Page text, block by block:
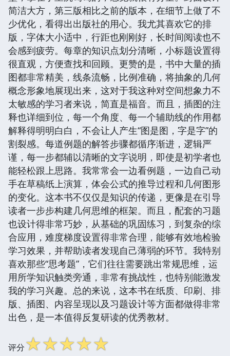
简洁大方，第三版相比之前的版本，在细节上做了不
少优化，看得出出版社的用心。我尤其喜欢它的排
版，字体大小适中，行距也刚刚好，长时间阅读也不
会感到疲劳。每章的知识点划分清晰，小标题设置得
很直观，方便查找和回顾。更赞的是，书中大量的插
图都非常精美，线条流畅，比例准确，将抽象的几何
概念形象地展现出来，这对于我这种对空间想象力不
太敏感的学习者来说，简直是福音。而且，插图的注
释也详细到位，每一个角度、每一个辅助线的作用都
解释得明明白白，不会让人产生“图是图，字是字”的
割裂感。每道例题的解答步骤都循序渐进，逻辑严
谨，每一步都辅以清晰的文字说明，即使是初学者也
能轻松跟上思路。我常常会一边看例题，一边自己动
手在草稿纸上演算，体会公式的推导过程和几何图形
的变化。这本书不仅仅是知识的传递，更像是在引导
读者一步步构建几何思维的框架。而且，配套的习题
也设计得非常巧妙，从基础的巩固练习，到复杂的综
合应用，难度梯度设置得非常合理，能够有效地检验
学习效果，并帮助读者发现自己薄弱的环节。我特别
喜欢那些“思考题”，它们往往需要跳出常规思维，运
用所学知识触类旁通，非常有挑战性，也特别能激发
我的学习兴趣。总的来说，这本书在纸质、印刷、排
版、插图、内容呈现以及习题设计等方面都做得非常
出色，是一本值得反复研读的优秀教材。
评分☆☆☆☆☆